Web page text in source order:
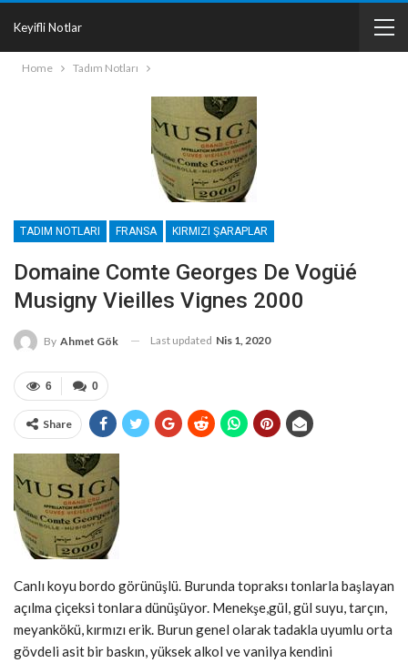
Keyifli Notlar
Home Tadım Notları
TADIM NOTLARI FRANSA KIRMIZI ŞARAPLAR
Domaine Comte Georges De Vogüé
Musigny Vieilles Vignes 2000
By Ahmet Gök Last updated Nis 1, 2020
0
6
Share
Canlı koyu bordo görünüşlü. Burunda topraksı tonlarla başlayan
açılma çiçeksi tonlara dünüşüyor. Menekşe,gül, gül suyu, tarçın,
meyankökü, kırmızı erik. Burun genel olarak tadakla uyumlu orta
gövdeli asit bir baskın, yüksek alkol ve vanilya kendini